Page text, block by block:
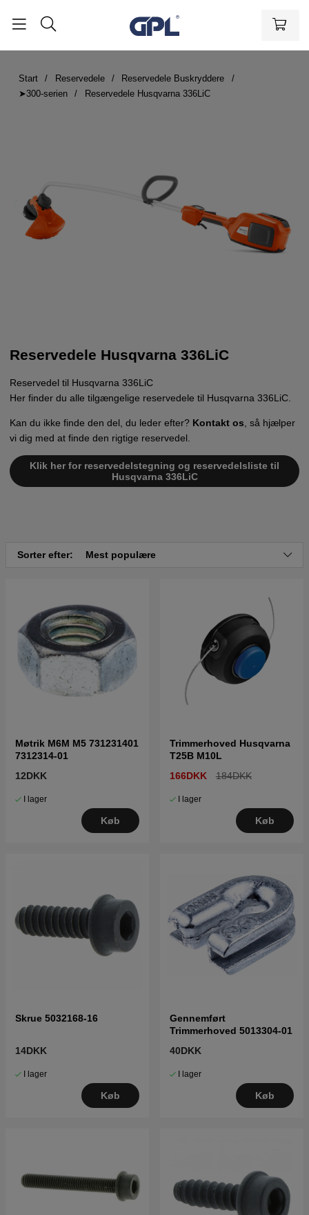
Start Reservedele
Reservedele Buskryddere
➤300-serien
Reservedele Husqvarna 336LiC
Reservedele Husqvarna 336LiC
Reservedel til Husqvarna 336LiC
Her finder du alle tilgængelige reservedele til Husqvarna 336LiC.
Kan du ikke finde den del, du leder efter? Kontakt os , så hjælper
vi dig med at finde den rigtige reservedel.
Klik her for reservedelstegning og reservedelsliste til
Husqvarna 336LiC
Sorter efter: Mest populære
Møtrik M6M M5 731231401
7312314-01
12DKK
I lager
Køb
Trimmerhoved Husqvarna
T25B M10L
166DKK
184DKK
I lager
Køb
Skrue 5032168-16
14DKK
I lager
Køb
Gennemført
Trimmerhoved 5013304-01
40DKK
I lager
Køb